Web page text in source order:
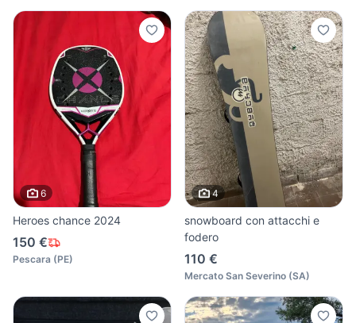
6
Heroes chance 2024
150 €
Pescara (PE)
4
snowboard con attacchi e
fodero
110 €
Mercato San Severino (SA)